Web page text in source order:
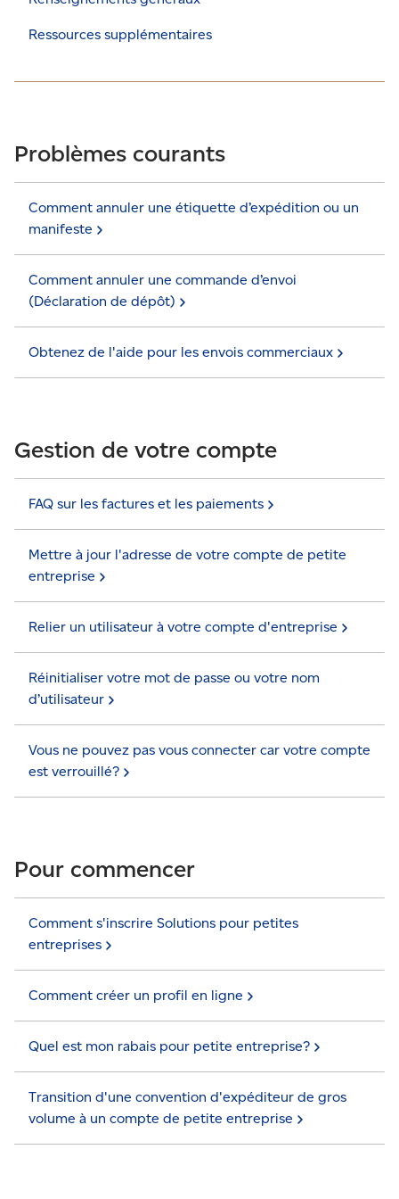
Ressources supplémentaires
Problèmes courants
Comment annuler une étiquette d’expédition ou un
manifeste
Comment annuler une commande d’envoi
(Déclaration de dépôt)
Obtenez de l'aide pour les envois commerciaux
Gestion de votre compte
FAQ sur les factures et les paiements
Mettre à jour l'adresse de votre compte de petite
entreprise
Relier un utilisateur à votre compte d'entreprise
Réinitialiser votre mot de passe ou votre nom
d’utilisateur
Vous ne pouvez pas vous connecter car votre compte
est verrouillé?
Pour commencer
Comment s'inscrire Solutions pour petites
entreprises
Comment créer un profil en ligne
Quel est mon rabais pour petite entreprise?
Transition d'une convention d'expéditeur de gros
volume à un compte de petite entreprise